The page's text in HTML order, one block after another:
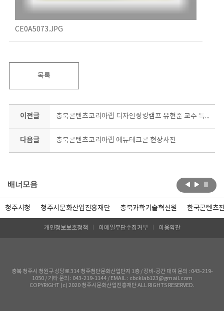
CE0A5073.JPG
목록
이전글 충북콘텐츠코리아랩 디자인씽킹캠프 유현준 교수 특강
다음글 충북콘텐츠코리아랩 에듀테크콘 현장사진
배너모음
청주시청 청주시문화산업진흥재단 충북과학기술혁신원 한국콘텐츠
개인정보보호정책 이메일무단수집거부 이용약관
충북 청주시 청원구 상당로 314 청주첨단문화산업단지 1층 / 장비-공간 대여 문의 : 043-219-
1050 / 기타 문의 : 043-219-1144 / EMAIL : cbcklab123@gmail.com
COPYRIGHT (c) 2020 청주시문화산업진흥재단 ALL RIGHTS RESERVED.